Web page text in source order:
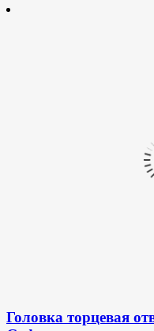
Головка торцевая